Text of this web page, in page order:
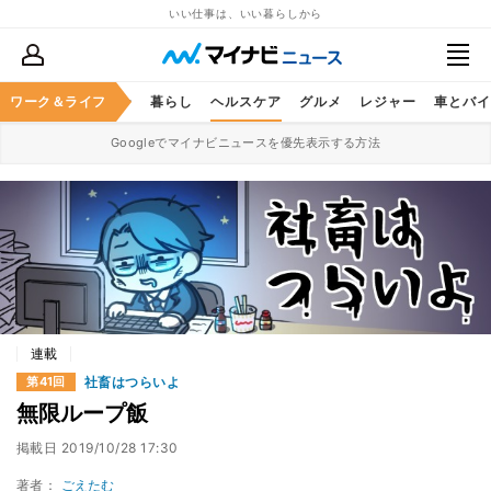
いい仕事は、いい暮らしから
ワーク＆ライフ
ススキル マネー 暮らし ヘルスケア グルメ レジャー 車とバ
Googleでマイナビニュースを優先表示する方法
連載
第41回 社畜はつらいよ
無限ループ飯
掲載日 2019/10/28 17:30
著者： ごえたむ